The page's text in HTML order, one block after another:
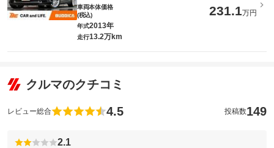
車両本体価格
(税込)
231.1万円
年式2013年
走行13.2万km
クルマのクチコミ
レビュー総合 4.5 投稿数149
2.1